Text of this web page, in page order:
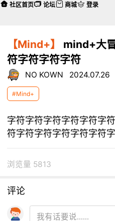
【Mind+】
mind+大
符字符字符字符
NO KOWN 2024.07.26
#Mind+
字符字符字符字符字符字
符字符字符字符字符字符
浏览量 5813
评论
社区首页 论坛 商城 登录